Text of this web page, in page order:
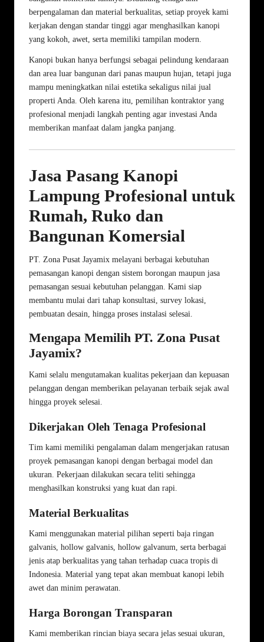
berpengalaman dan material berkualitas, setiap proyek kami
kerjakan dengan standar tinggi agar menghasilkan kanopi
yang kokoh, awet, serta memiliki tampilan modern.
Kanopi bukan hanya berfungsi sebagai pelindung kendaraan
dan area luar bangunan dari panas maupun hujan, tetapi juga
mampu meningkatkan nilai estetika sekaligus nilai jual
properti Anda. Oleh karena itu, pemilihan kontraktor yang
profesional menjadi langkah penting agar investasi Anda
memberikan manfaat dalam jangka panjang.
Jasa Pasang Kanopi
Lampung Profesional untuk
Rumah, Ruko dan
Bangunan Komersial
PT. Zona Pusat Jayamix melayani berbagai kebutuhan
pemasangan kanopi dengan sistem borongan maupun jasa
pemasangan sesuai kebutuhan pelanggan. Kami siap
membantu mulai dari tahap konsultasi, survey lokasi,
pembuatan desain, hingga proses instalasi selesai.
Mengapa Memilih PT. Zona Pusat
Jayamix?
Kami selalu mengutamakan kualitas pekerjaan dan kepuasan
pelanggan dengan memberikan pelayanan terbaik sejak awal
hingga proyek selesai.
Dikerjakan Oleh Tenaga Profesional
Tim kami memiliki pengalaman dalam mengerjakan ratusan
proyek pemasangan kanopi dengan berbagai model dan
ukuran. Pekerjaan dilakukan secara teliti sehingga
menghasilkan konstruksi yang kuat dan rapi.
Material Berkualitas
Kami menggunakan material pilihan seperti baja ringan
galvanis, hollow galvanis, hollow galvanum, serta berbagai
jenis atap berkualitas yang tahan terhadap cuaca tropis di
Indonesia. Material yang tepat akan membuat kanopi lebih
awet dan minim perawatan.
Harga Borongan Transparan
Kami memberikan rincian biaya secara jelas sesuai ukuran,